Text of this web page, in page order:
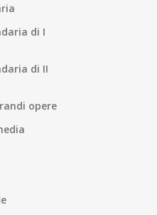
di I
di II
opere